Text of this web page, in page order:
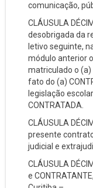
comunicação,
CLÁUSULA
desobrigada da
letivo seguinte,
módulo anterior
matriculado o (a)
fato do (a)
legislação
CONTRATADA.
CLÁUSULA
presente
judicial e
CLÁUSULA
e